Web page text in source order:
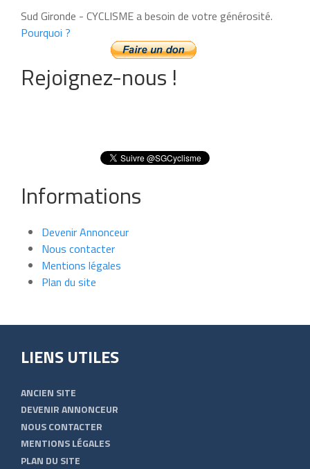
Sud Gironde - CYCLISME a besoin de votre générosité.
Pourquoi ?
Rejoignez-nous !
Informations
Devenir Annonceur
Nous contacter
Mentions légales
Plan du site
LIENS UTILES
ANCIEN SITE
DEVENIR ANNONCEUR
NOUS CONTACTER
MENTIONS LÉGALES
PLAN DU SITE